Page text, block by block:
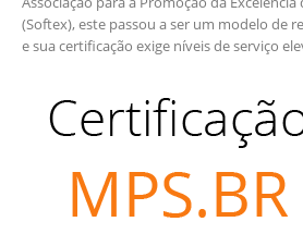
(Softex), este passou a ser um modelo de
e sua certificação exige níveis de serviço